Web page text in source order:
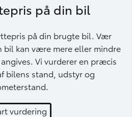
på din bil
på din brugte bil. Vær
kan være mere eller mindre
Vi vurderer en præcis
bilens stand, udstyr og
vurdering